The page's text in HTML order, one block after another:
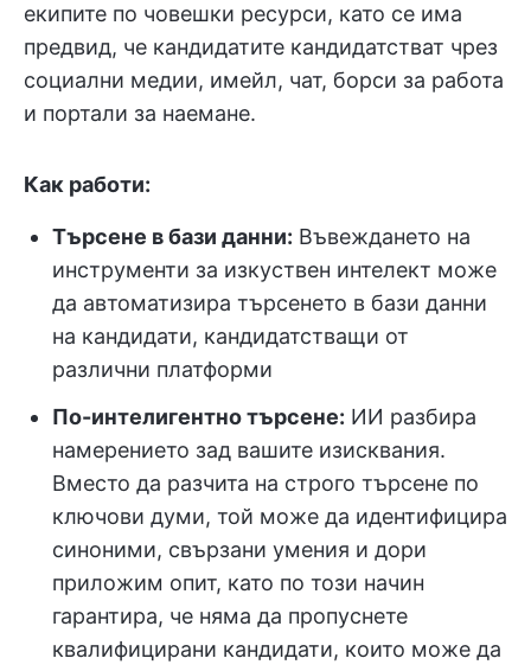
екипите по човешки ресурси, като се има
предвид, че кандидатите кандидатстват чрез
социални медии, имейл, чат, борси за работа
и портали за наемане.
Как работи:
Търсене в бази данни: Въвеждането на
инструменти за изкуствен интелект може
да автоматизира търсенето в бази данни
на кандидати, кандидатстващи от
различни платформи
По-интелигентно търсене: ИИ разбира
намерението зад вашите изисквания.
Вместо да разчита на строго търсене по
ключови думи, той може да идентифицира
синоними, свързани умения и дори
приложим опит, като по този начин
гарантира, че няма да пропуснете
квалифицирани кандидати, които може да